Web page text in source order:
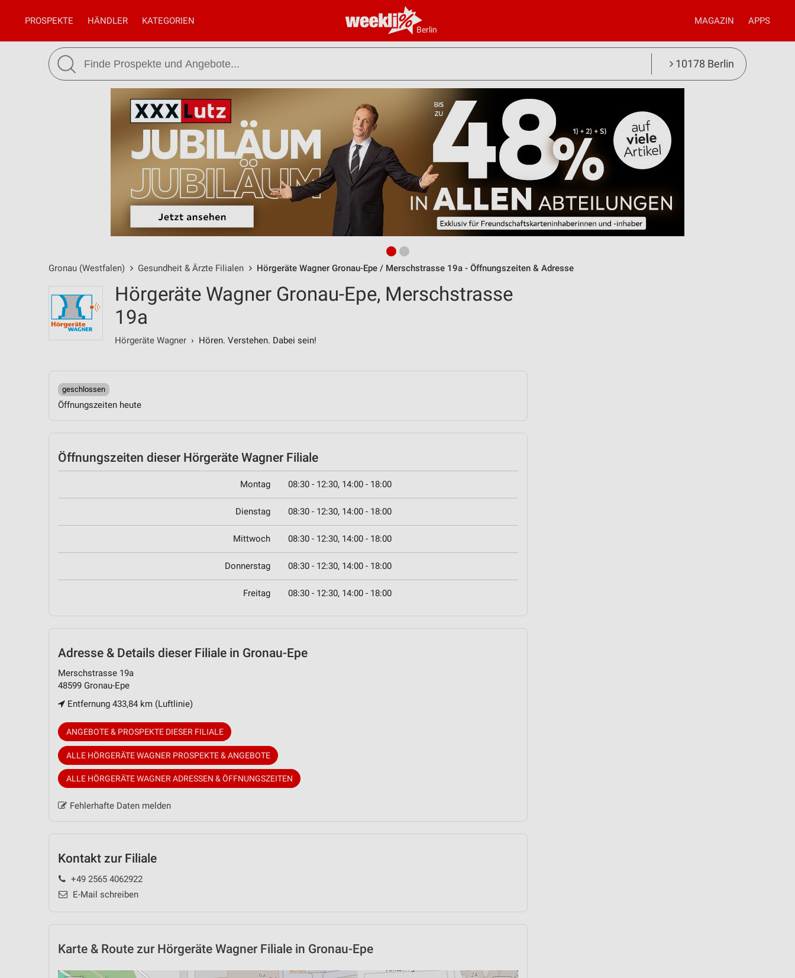
Berlin
PROSPEKTE HÄNDLER KATEGORIEN MAGAZIN APPS
10178 Berlin
Gronau (Westfalen) Gesundheit & Ärzte Filialen Hörgeräte Wagner Gronau-Epe / Merschstrasse 19a - Öffnungszeiten & Adresse
Hörgeräte Wagner Gronau-Epe, Merschstrasse
19a
Hörgeräte Wagner › Hören. Verstehen. Dabei sein!
geschlossen
Öffnungszeiten heute
Öffnungszeiten dieser Hörgeräte Wagner Filiale
Montag 08:30 - 12:30, 14:00 - 18:00
Dienstag 08:30 - 12:30, 14:00 - 18:00
Mittwoch 08:30 - 12:30, 14:00 - 18:00
Donnerstag 08:30 - 12:30, 14:00 - 18:00
Freitag 08:30 - 12:30, 14:00 - 18:00
Adresse & Details dieser Filiale in Gronau-Epe
Merschstrasse 19a
48599 Gronau-Epe
Entfernung 433,84 km (Luftlinie)
ANGEBOTE & PROSPEKTE DIESER FILIALE
ALLE HÖRGERÄTE WAGNER PROSPEKTE & ANGEBOTE
ALLE HÖRGERÄTE WAGNER ADRESSEN & ÖFFNUNGSZEITEN
Fehlerhafte Daten melden
Kontakt zur Filiale
+49 2565 4062922
E-Mail schreiben
Karte & Route zur Hörgeräte Wagner Filiale in Gronau-Epe